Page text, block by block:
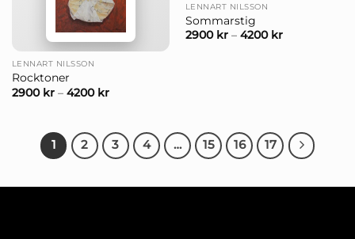
LENNART NILSSON
Rocktoner
2900 kr– 4200 kr
LENNART NILSSON
Sommarstig
2900 kr– 4200 kr
1 2 3 4 … 15 16 17